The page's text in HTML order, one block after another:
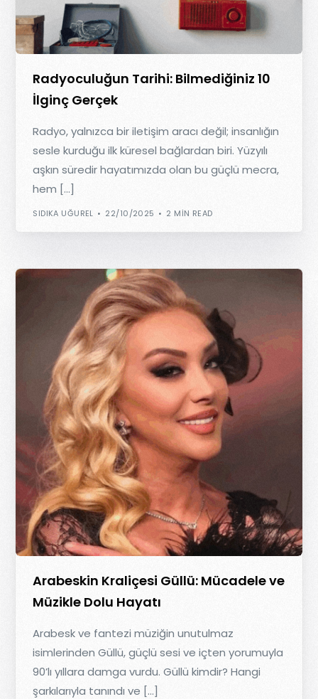
Radyoculuğun Tarihi: Bilmediğiniz 10
İlginç Gerçek
Radyo, yalnızca bir iletişim aracı değil; insanlığın
sesle kurduğu ilk küresel bağlardan biri. Yüzyılı
aşkın süredir hayatımızda olan bu güçlü mecra,
hem […]
SIDIKA UĞUREL 22/10/2025 2 MIN READ
Arabeskin Kraliçesi Güllü: Mücadele ve
Müzikle Dolu Hayatı
Arabesk ve fantezi müziğin unutulmaz
isimlerinden Güllü, güçlü sesi ve içten yorumuyla
90’lı yıllara damga vurdu. Güllü kimdir? Hangi
şarkılarıyla tanındı ve […]